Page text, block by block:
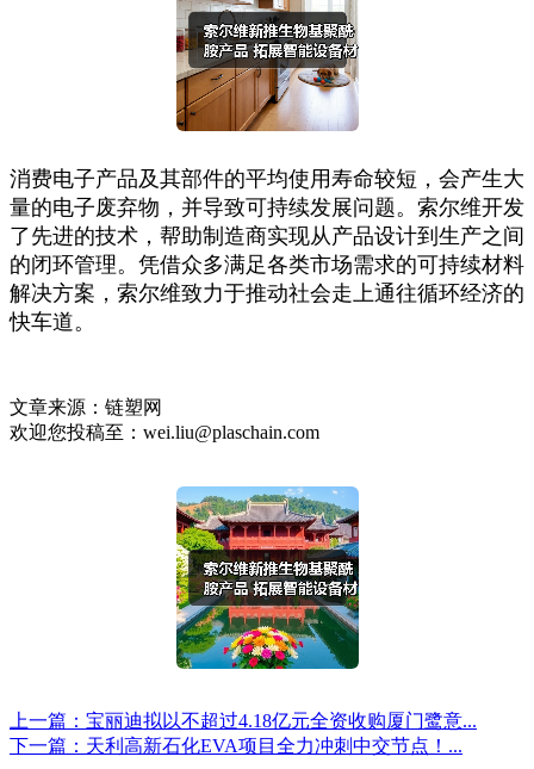
消费电子产品及其部件的平均使用寿命较短，会产生大
量的电子废弃物，并导致可持续发展问题。索尔维开发
了先进的技术，帮助制造商实现从产品设计到生产之间
的闭环管理。凭借众多满足各类市场需求的可持续材料
解决方案，索尔维致力于推动社会走上通往循环经济的
快车道。
文章来源：链塑网
欢迎您投稿至：wei.liu@plaschain.com
上一篇：宝丽迪拟以不超过4.18亿元全资收购厦门鹭意...
下一篇：天利高新石化EVA项目全力冲刺中交节点！...